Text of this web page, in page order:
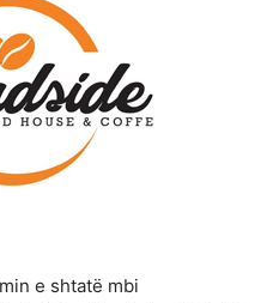
e shtatë mbi